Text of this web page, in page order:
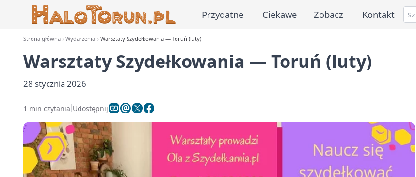
Przydatne Ciekawe Zobacz Kontakt
Strona główna Wydarzenia Warsztaty Szydełkowania — Toruń (luty)
Warsztaty Szydełkowania — Toruń (luty)
28 stycznia 2026
1 min czytania Udostępnij